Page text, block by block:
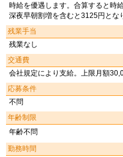
時給を優遇します。合算すると時
深夜早朝割増を含むと3125円とな
残業手当
残業なし
交通費
会社規定により支給。上限月額
応募条件
不問
年齢制限
年齢不問
勤務時間